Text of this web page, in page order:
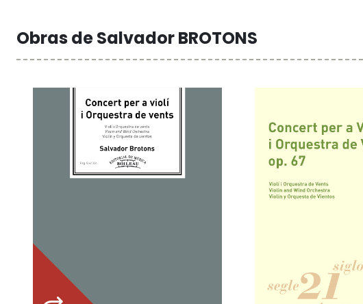
Obras de Salvador BROTONS